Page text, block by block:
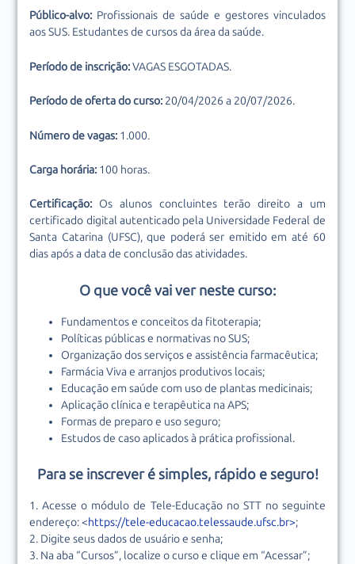
Público-alvo: Profissionais de saúde e gestores vinculados
aos SUS. Estudantes de cursos da área da saúde.
Período de inscrição:VAGAS ESGOTADAS.
Período de oferta do curso: 20/04/2026 a 20/07/2026.
Número de vagas: 1.000.
Carga horária: 100 horas.
Certificação: Os alunos concluintes terão direito a um
certificado digitalautenticado pela Universidade Federal de
Santa Catarina (UFSC), que poderá ser emitido em até 60
dias após a data de conclusão das atividades.
O que você vai ver neste curso:
Fundamentos e conceitos da fitoterapia;
Políticas públicas e normativas no SUS;
Organização dos serviços e assistência farmacêutica;
Farmácia Viva e arranjos produtivos locais;
Educação em saúde com uso de plantas medicinais;
Aplicação clínica e terapêutica na APS;
Formas de preparo e uso seguro;
Estudos de caso aplicados à prática profissional.
Para se inscrever é simples, rápido e seguro!
1. Acesse o módulo de Tele-Educação no STT no seguinte
endereço: <https://tele-educacao.telessaude.ufsc.br>;
2. Digite seus dados de usuário e senha;
3. Na aba “Cursos”, localize o curso e clique em “Acessar”;